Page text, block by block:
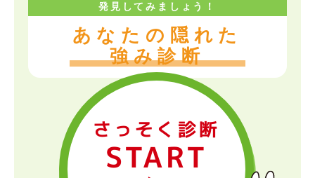
発見してみましょう！
あなたの隠れた
強み診断
さっそく診断
START